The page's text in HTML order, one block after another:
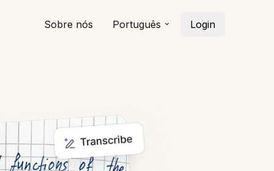
Sobre nós Português Login